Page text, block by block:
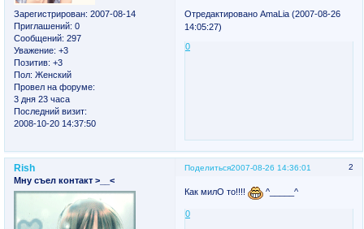
Зарегистрирован: 2007-08-14
Приглашений: 0
Сообщений: 297
Уважение: +3
Позитив: +3
Пол: Женский
Провел на форуме:
3 дня 23 часа
Последний визит:
2008-10-20 14:37:50
Отредактировано AmaLia (2007-08-26
14:05:27)
0
Поделиться 2
2007-08-26 14:36:01
Rish
Мну съел контакт >__<
Как милО то!!!! ^_____^
0